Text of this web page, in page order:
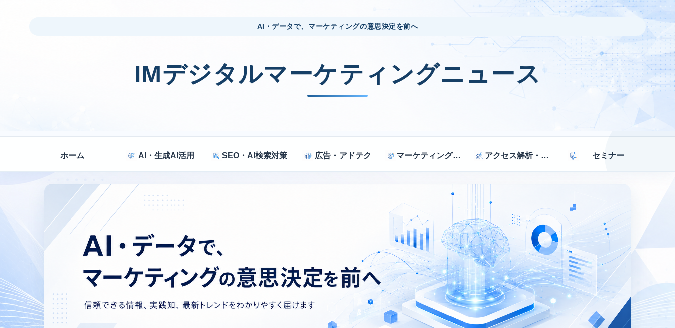
AI・データで、マーケティングの意思決定を前へ
IMデジタルマーケティングニュース
ホーム AI・生成AI活用 SEO・AI検索対策 広告・アドテク マーケティング戦略 アクセス解析・効果測定 セミナー